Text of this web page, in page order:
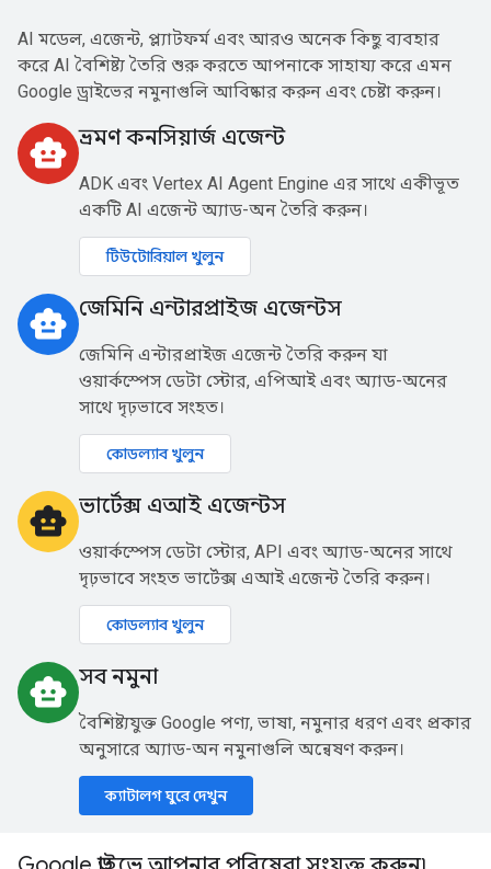
AI মডেল, এজেন্ট, প্ল্যাটফর্ম এবং আরও অনেক কিছু ব্যবহার
করে AI বৈশিষ্ট্য তৈরি শুরু করতে আপনাকে সাহায্য করে এমন
Google ড্রাইভের নমুনাগুলি আবিষ্কার করুন এবং চেষ্টা করুন।
smart_toy ভ্রমণ কনসিয়ার্জ এজেন্ট
ADK এবং Vertex AI Agent Engine এর সাথে একীভূত
একটি AI এজেন্ট অ্যাড-অন তৈরি করুন।
টিউটোরিয়াল খুলুন
smart_toy জেমিনি এন্টারপ্রাইজ এজেন্টস
জেমিনি এন্টারপ্রাইজ এজেন্ট তৈরি করুন যা
ওয়ার্কস্পেস ডেটা স্টোর, এপিআই এবং অ্যাড-অনের
সাথে দৃঢ়ভাবে সংহত।
কোডল্যাব খুলুন
smart_toy ভার্টেক্স এআই এজেন্টস
ওয়ার্কস্পেস ডেটা স্টোর, API এবং অ্যাড-অনের সাথে
দৃঢ়ভাবে সংহত ভার্টেক্স এআই এজেন্ট তৈরি করুন।
কোডল্যাব খুলুন
smart_toy সব নমুনা
বৈশিষ্ট্যযুক্ত Google পণ্য, ভাষা, নমুনার ধরণ এবং প্রকার
অনুসারে অ্যাড-অন নমুনাগুলি অন্বেষণ করুন।
ক্যাটালগ ঘুরে দেখুন